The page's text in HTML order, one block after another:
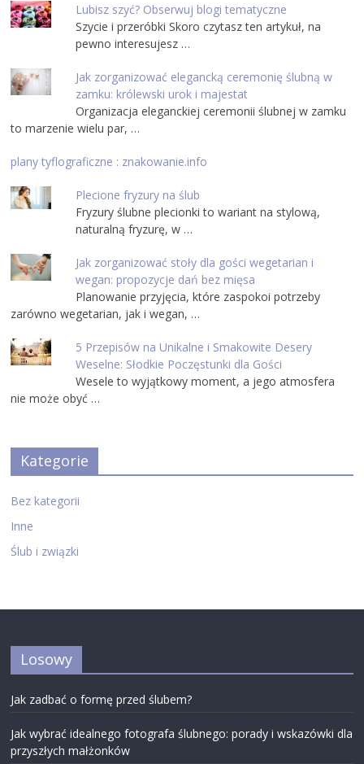
Lubisz szyć? Obserwuj blogi tematyczne
Szycie i przeróbki Skoro czytasz ten artykuł, na
pewno interesujesz …
Jak zorganizować elegancką ceremonię ślubną w
zamku: królewski urok i majestat
Organizacja eleganckiej ceremonii ślubnej w zamku
to marzenie wielu par, …
plany tyflograficzne : znakowanie.info
Plecione fryzury na ślub
Fryzury ślubne plecionki to wariant na stylową,
naturalną fryzurę, w …
Jak zorganizować stoły dla gości wegetarian i
wegan: propozycje dań bez mięsa
Planowanie przyjęcia, które zaspokoi potrzeby
zarówno wegetarian, jak i wegan, …
5 Przepisów na Unikalne i Smakowite Desery
Weselne: Słodkie Poczęstunki dla Gości
Wesele to wyjątkowy moment, a jego atmosfera
nie może obyć …
Kategorie
Bez kategorii
Inne
Ślub i związki
Losowy
Jak zadbać o formę przed ślubem?
Jak wybrać idealnego fotografa ślubnego: porady i wskazówki dla
przyszłych małżonków